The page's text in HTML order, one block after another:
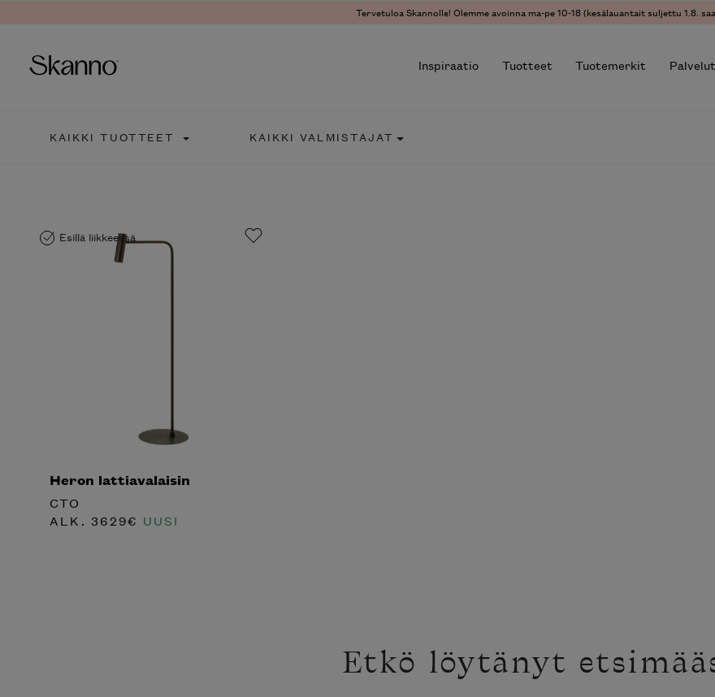
Tervetuloa Skannolle! Olemme avoinna ma-pe 10-18 (kesälauantait suljettu 1.8.
Inspiraatio Tuotteet Tuotemerkit Palvelut
KAIKKI TUOTTEET KAIKKI VALMISTAJAT
Esillä liikkeessä
Heron lattiavalaisin
CTO
ALK. 3629€ UUSI
Etkö löytänyt